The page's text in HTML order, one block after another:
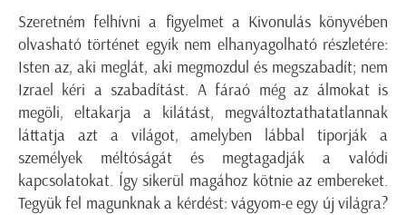
Szeretném felhívni a figyelmet a Kivonulás könyvében
olvasható történet egyik nem elhanyagolható részletére:
Isten az, aki meglát, aki megmozdul és megszabadít; nem
Izrael kéri a szabadítást. A fáraó még az álmokat is
megöli, eltakarja a kilátást, megváltoztathatatlannak
láttatja azt a világot, amelyben lábbal tiporják a
személyek méltóságát és megtagadják a valódi
kapcsolatokat. Így sikerül magához kötnie az embereket.
Tegyük fel magunknak a kérdést: vágyom-e egy új világra?